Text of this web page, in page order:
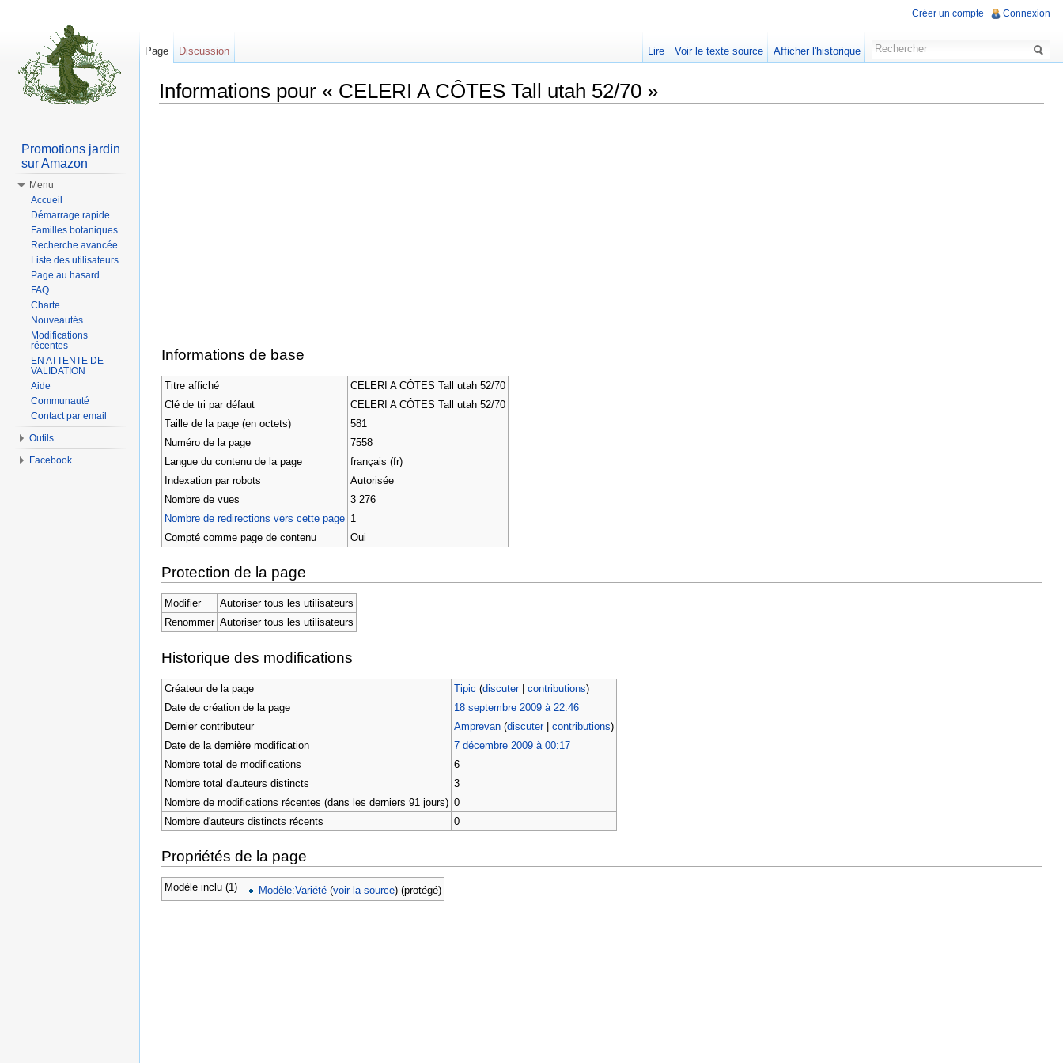
Informations pour « CELERI A CÔTES Tall utah 52/70 »
Informations de base
Titre affiché
CELERI A CÔTES Tall utah 52/70
Clé de tri par défaut
CELERI A CÔTES Tall utah 52/70
Taille de la page (en octets)
581
Numéro de la page
7558
Langue du contenu de la page
français (fr)
Indexation par robots
Autorisée
Nombre de vues
3 276
Nombre de redirections vers cette page 1
Compté comme page de contenu
Oui
Protection de la page
Modifier
Autoriser tous les utilisateurs
Renommer Autoriser tous les utilisateurs
Historique des modifications
Créateur de la page Tipic (discuter| contributions)
Date de création de la page
18 septembre 2009 à 22:46
Dernier contributeur
Amprevan (discuter| contributions)
Date de la dernière modification
7 décembre 2009 à 00:17
Nombre total de modifications
6
Nombre total d'auteurs distincts
3
Nombre de modifications récentes (dans les derniers 91 jours) 0
Nombre d'auteurs distincts récents
0
Propriétés de la page
Modèle inclu (1) Modèle:Variété (voir la source) (protégé)
Créer un compte Connexion
Page Discussion Lire Voir le texte source Afficher l'historique
Promotions jardin
sur Amazon
Menu
Accueil
Démarrage rapide
Familles botaniques
Recherche avancée
Liste des utilisateurs
Page au hasard
FAQ
Charte
Nouveautés
Modifications
récentes
EN ATTENTE DE
VALIDATION
Aide
Communauté
Contact par email
Outils
Facebook